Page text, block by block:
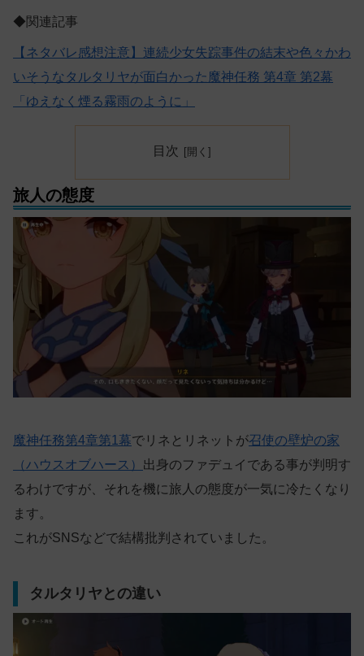
◆関連記事
【ネタバレ感想注意】連続少女失踪事件の結末や色々かわ
いそうなタルタリヤが面白かった魔神任務 第4章 第2幕
「ゆえなく煙る霧雨のように」
目次
旅人の態度
魔神任務第4章第1幕でリネとリネットが召使の壁炉の家
（ハウスオブハース） 出身のファデュイである事が判明す
るわけですが、それを機に旅人の態度が一気に冷たくなり
ます。
これがSNSなどで結構批判されていました。
タルタリヤとの違い